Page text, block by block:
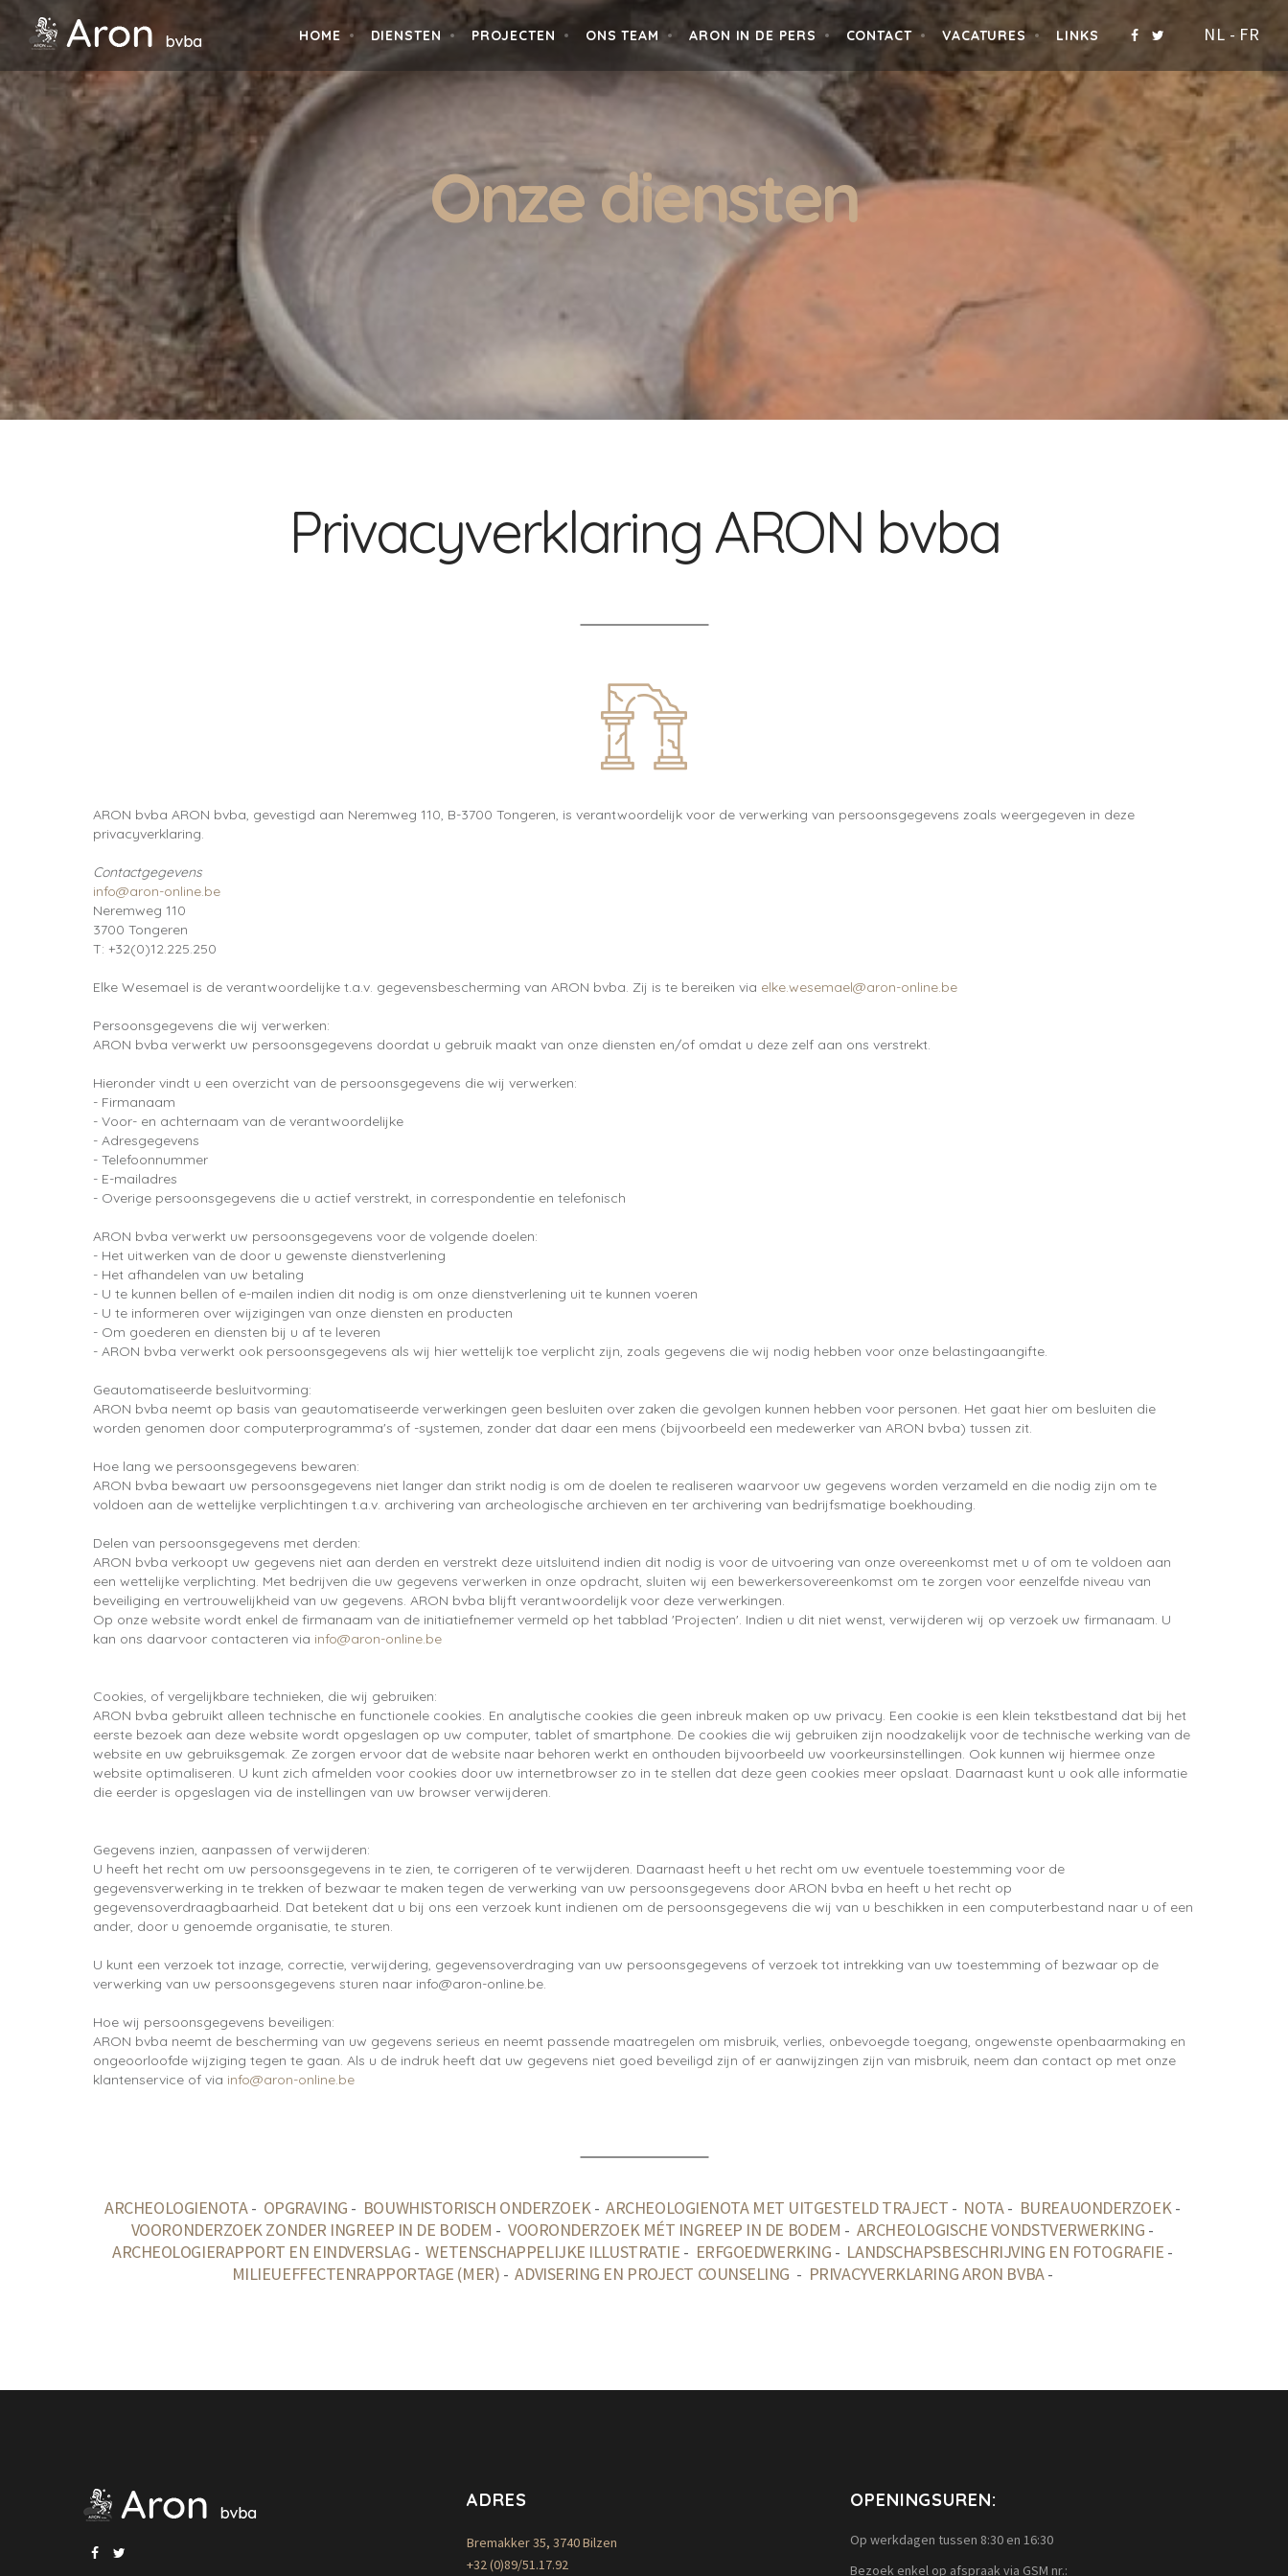
HOME DIENSTEN PROJECTEN ONS TEAM ARON IN DE PERS CONTACT VACATURES LINKS NL - FR
Onze diensten
Privacyverklaring ARON bvba
ARON bvba ARON bvba, gevestigd aan Neremweg 110, B-3700 Tongeren, is verantwoordelijk voor de verwerking van persoonsgegevens zoals weergegeven in deze
privacyverklaring.
Contactgegevens
info@aron-online.be
Neremweg 110
3700 Tongeren
T: +32(0)12.225.250
Elke Wesemael is de verantwoordelijke t.a.v. gegevensbescherming van ARON bvba. Zij is te bereiken via elke.wesemael@aron-online.be
Persoonsgegevens die wij verwerken:
ARON bvba verwerkt uw persoonsgegevens doordat u gebruik maakt van onze diensten en/of omdat u deze zelf aan ons verstrekt.
Hieronder vindt u een overzicht van de persoonsgegevens die wij verwerken:
- Firmanaam
- Voor- en achternaam van de verantwoordelijke
- Adresgegevens
- Telefoonnummer
- E-mailadres
- Overige persoonsgegevens die u actief verstrekt, in correspondentie en telefonisch
ARON bvba verwerkt uw persoonsgegevens voor de volgende doelen:
- Het uitwerken van de door u gewenste dienstverlening
- Het afhandelen van uw betaling
- U te kunnen bellen of e-mailen indien dit nodig is om onze dienstverlening uit te kunnen voeren
- U te informeren over wijzigingen van onze diensten en producten
- Om goederen en diensten bij u af te leveren
- ARON bvba verwerkt ook persoonsgegevens als wij hier wettelijk toe verplicht zijn, zoals gegevens die wij nodig hebben voor onze belastingaangifte.
Geautomatiseerde besluitvorming:
ARON bvba neemt op basis van geautomatiseerde verwerkingen geen besluiten over zaken die gevolgen kunnen hebben voor personen. Het gaat hier om besluiten die
worden genomen door computerprogramma's of -systemen, zonder dat daar een mens (bijvoorbeeld een medewerker van ARON bvba) tussen zit.
Hoe lang we persoonsgegevens bewaren:
ARON bvba bewaart uw persoonsgegevens niet langer dan strikt nodig is om de doelen te realiseren waarvoor uw gegevens worden verzameld en die nodig zijn om te
voldoen aan de wettelijke verplichtingen t.a.v. archivering van archeologische archieven en ter archivering van bedrijfsmatige boekhouding.
Delen van persoonsgegevens met derden:
ARON bvba verkoopt uw gegevens niet aan derden en verstrekt deze uitsluitend indien dit nodig is voor de uitvoering van onze overeenkomst met u of om te voldoen aan
een wettelijke verplichting. Met bedrijven die uw gegevens verwerken in onze opdracht, sluiten wij een bewerkersovereenkomst om te zorgen voor eenzelfde niveau van
beveiliging en vertrouwelijkheid van uw gegevens. ARON bvba blijft verantwoordelijk voor deze verwerkingen.
Op onze website wordt enkel de firmanaam van de initiatiefnemer vermeld op het tabblad 'Projecten'. Indien u dit niet wenst, verwijderen wij op verzoek uw firmanaam. U
kan ons daarvoor contacteren via info@aron-online.be
Cookies, of vergelijkbare technieken, die wij gebruiken:
ARON bvba gebruikt alleen technische en functionele cookies. En analytische cookies die geen inbreuk maken op uw privacy. Een cookie is een klein tekstbestand dat bij het
eerste bezoek aan deze website wordt opgeslagen op uw computer, tablet of smartphone. De cookies die wij gebruiken zijn noodzakelijk voor de technische werking van de
website en uw gebruiksgemak. Ze zorgen ervoor dat de website naar behoren werkt en onthouden bijvoorbeeld uw voorkeursinstellingen. Ook kunnen wij hiermee onze
website optimaliseren. U kunt zich afmelden voor cookies door uw internetbrowser zo in te stellen dat deze geen cookies meer opslaat. Daarnaast kunt u ook alle informatie
die eerder is opgeslagen via de instellingen van uw browser verwijderen.
Gegevens inzien, aanpassen of verwijderen:
U heeft het recht om uw persoonsgegevens in te zien, te corrigeren of te verwijderen. Daarnaast heeft u het recht om uw eventuele toestemming voor de
gegevensverwerking in te trekken of bezwaar te maken tegen de verwerking van uw persoonsgegevens door ARON bvba en heeft u het recht op
gegevensoverdraagbaarheid. Dat betekent dat u bij ons een verzoek kunt indienen om de persoonsgegevens die wij van u beschikken in een computerbestand naar u of een
ander, door u genoemde organisatie, te sturen.
U kunt een verzoek tot inzage, correctie, verwijdering, gegevensoverdraging van uw persoonsgegevens of verzoek tot intrekking van uw toestemming of bezwaar op de
verwerking van uw persoonsgegevens sturen naar info@aron-online.be.
Hoe wij persoonsgegevens beveiligen:
ARON bvba neemt de bescherming van uw gegevens serieus en neemt passende maatregelen om misbruik, verlies, onbevoegde toegang, ongewenste openbaarmaking en
ongeoorloofde wijziging tegen te gaan. Als u de indruk heeft dat uw gegevens niet goed beveiligd zijn of er aanwijzingen zijn van misbruik, neem dan contact op met onze
klantenservice of via info@aron-online.be
ARCHEOLOGIENOTA- OPGRAVING - BOUWHISTORISCH ONDERZOEK-ARCHEOLOGIENOTA MET UITGESTELD TRAJECT - NOTA- BUREAUONDERZOEK-
VOORONDERZOEK ZONDER INGREEP IN DE BODEM - VOORONDERZOEK MÉT INGREEP IN DE BODEM - ARCHEOLOGISCHE VONDSTVERWERKING -
ARCHEOLOGIERAPPORT EN EINDVERSLAG -WETENSCHAPPELIJKE ILLUSTRATIE - ERFGOEDWERKING - LANDSCHAPSBESCHRIJVING EN FOTOGRAFIE -
MILIEUEFFECTENRAPPORTAGE (MER) -ADVISERING EN PROJECT COUNSELING - PRIVACYVERKLARING ARON BVBA-
ADRES
Bremakker 35, 3740 Bilzen
+32 (0)89/51.17.92
OPENINGSUREN:
Op werkdagen tussen 8:30 en 16:30
Bezoek enkel op afspraak via GSM nr.: